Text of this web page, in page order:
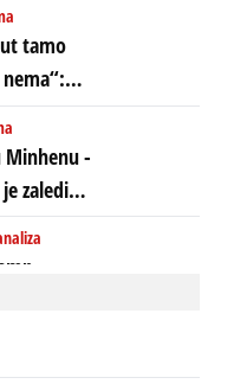
CEOtamo
Bez
u
sada
Minhenu -
zaledio
(ceo
-